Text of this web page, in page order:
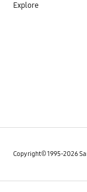
Explore
Copyright© 1995-2026